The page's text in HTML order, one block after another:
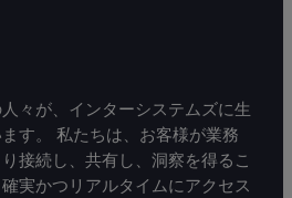
々が、インターシステムズに生
す。 私たちは、お客様が業務
接続し、共有し、洞察を得るこ
実かつリアルタイムにアクセス